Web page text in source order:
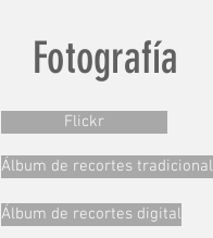
Fotografía
Flickr
Álbum de recortes tradicional
Álbum de recortes digital